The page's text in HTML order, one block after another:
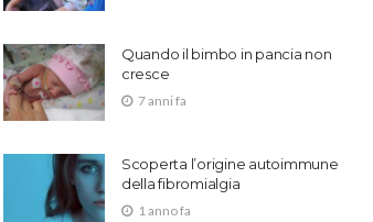
Quando il bimbo in pancia non
cresce
7 anni fa
Scoperta l’origine autoimmune
della fibromialgia
1 anno fa